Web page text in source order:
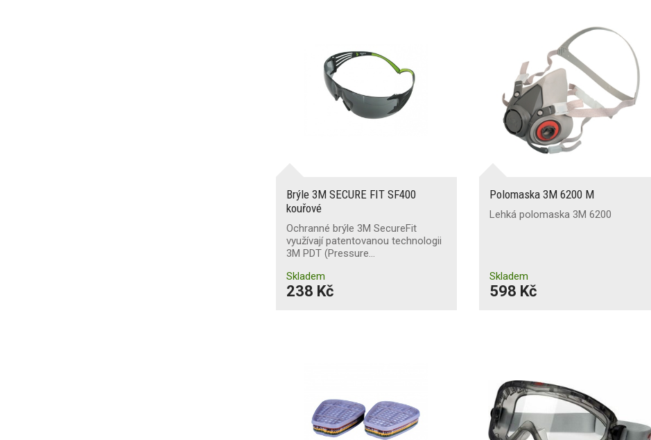
Brýle 3M SECURE FIT SF400
kouřové
Ochranné brýle 3M SecureFit
využívají patentovanou technologii
3M PDT (Pressure…
Skladem
238 Kč
Polomaska 3M 6200 M
Lehká polomaska 3M 6200
Skladem
598 Kč